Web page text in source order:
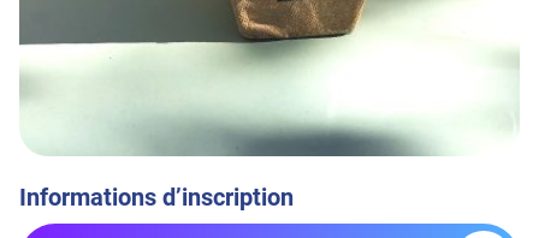
Informations d’inscription